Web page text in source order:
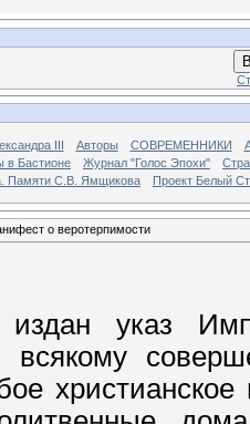
III Авторы СОВРЕМЕННИКИ
в Бастионе Журнал "Голос Эпохи"
Памяти С.В. Ямщикова Проект Белый
о веротерпимости
указ
всякому